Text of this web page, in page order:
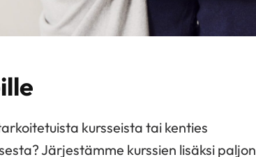
kursseista tai kenties
Järjestämme kurssien lisäksi paljon